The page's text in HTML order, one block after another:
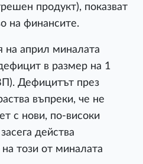
продукт), показват
на финансите.
на април миналата
в размер на 1
Дефицитът през
въпреки, че не
с нови, по-високи
действа
този от миналата